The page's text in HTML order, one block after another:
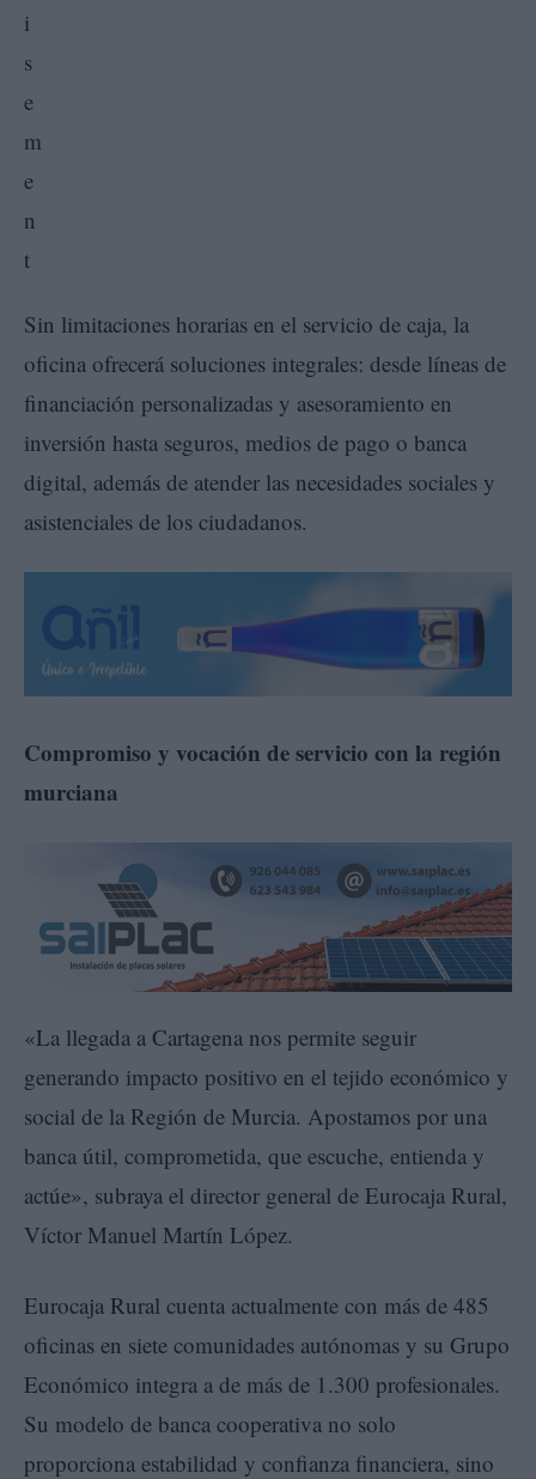
Sin limitaciones horarias en el servicio de caja, la
oficina ofrecerá soluciones integrales: desde líneas de
financiación personalizadas y asesoramiento en
inversión hasta seguros, medios de pago o banca
digital, además de atender las necesidades sociales y
asistenciales de los ciudadanos.
Compromiso y vocación de servicio con la región
murciana
«La llegada a Cartagena nos permite seguir
generando impacto positivo en el tejido económico y
social de la Región de Murcia. Apostamos por una
banca útil, comprometida, que escuche, entienda y
actúe», subraya el director general de Eurocaja Rural,
Víctor Manuel Martín López.
Eurocaja Rural cuenta actualmente con más de 485
oficinas en siete comunidades autónomas y su Grupo
Económico integra a de más de 1.300 profesionales.
Su modelo de banca cooperativa no solo
proporciona estabilidad y confianza financiera, sino